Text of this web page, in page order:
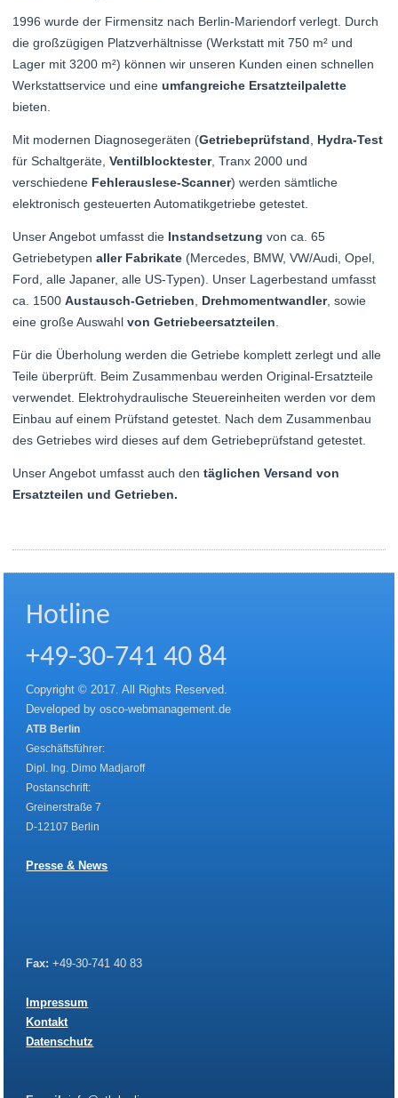
1996 wurde der Firmensitz nach Berlin-Mariendorf verlegt. Durch
die großzügigen Platzverhältnisse (Werkstatt mit 750 m² und
Lager mit 3200 m²) können wir unseren Kunden einen schnellen
Werkstattservice und eineumfangreiche Ersatzteilpalette
bieten.
Mit modernen Diagnosegeräten (Getriebeprüfstand, Hydra-Test
für Schaltgeräte,Ventilblocktester, Tranx 2000 und
verschiedene Fehlerauslese-Scanner) werden sämtliche
elektronisch gesteuerten Automatikgetriebe getestet.
Unser Angebot umfasst die Instandsetzung von ca. 65
Getriebetypenaller Fabrikate (Mercedes, BMW, VW/Audi, Opel,
Ford, alle Japaner, alle US-Typen). Unser Lagerbestand umfasst
ca. 1500Austausch-Getrieben, Drehmomentwandler, sowie
eine große Auswahlvon Getriebeersatzteilen.
Für die Überholung werden die Getriebe komplett zerlegt und alle
Teile überprüft. Beim Zusammenbau werden Original-Ersatzteile
verwendet. Elektrohydraulische Steuereinheiten werden vor dem
Einbau auf einem Prüfstand getestet. Nach dem Zusammenbau
des Getriebes wird dieses auf dem Getriebeprüfstand getestet.
Unser Angebot umfasst auch dentäglichen Versand von
Ersatzteilen und Getrieben.
Hotline
+49-30-741 40 84
Copyright © 2017. All Rights Reserved.
Developed by osco-webmanagement.de
ATB Berlin
Geschäftsführer:
Dipl. Ing. Dimo Madjaroff
Postanschrift:
Greinerstraße 7
D-12107 Berlin
Presse & News
Fax: +49-30-741 40 83
Impressum
Kontakt
Datenschutz